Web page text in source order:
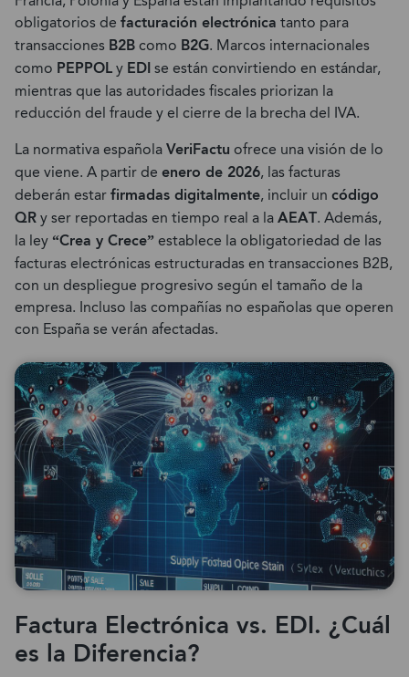
obligatorios de facturación electrónica tanto para
transacciones B2Bcomo B2G. Marcos internacionales
como PEPPOLy EDIse están convirtiendo en estándar,
mientras que las autoridades fiscales priorizan la
reducción del fraude y el cierre de la brecha del IVA.
La normativa españolaVeriFactu ofrece una visión de lo
que viene. A partir de enero de 2026, las facturas
deberán estarfirmadas digitalmente, incluir un código
QRy ser reportadas en tiempo real a laAEAT. Además,
la ley “Crea y Crece”establece la obligatoriedad de las
facturas electrónicas estructuradas en transacciones B2B,
con un despliegue progresivo según el tamaño de la
empresa. Incluso las compañías no españolas que operen
con España se verán afectadas.
Factura Electrónica vs. EDI. ¿Cuál
es la Diferencia?